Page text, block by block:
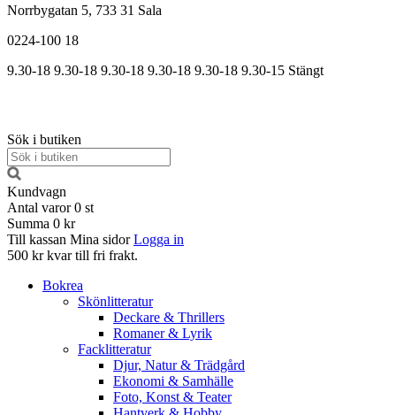
Norrbygatan 5, 733 31 Sala
0224-100 18
9.30-18 9.30-18 9.30-18 9.30-18 9.30-18 9.30-15 Stängt
Sök i butiken
Kundvagn
Antal varor 0 st
Summa 0 kr
Till kassan Mina sidor Logga in
500 kr kvar till fri frakt.
Bokrea
Skönlitteratur
Deckare & Thrillers
Romaner & Lyrik
Facklitteratur
Djur, Natur & Trädgård
Ekonomi & Samhälle
Foto, Konst & Teater